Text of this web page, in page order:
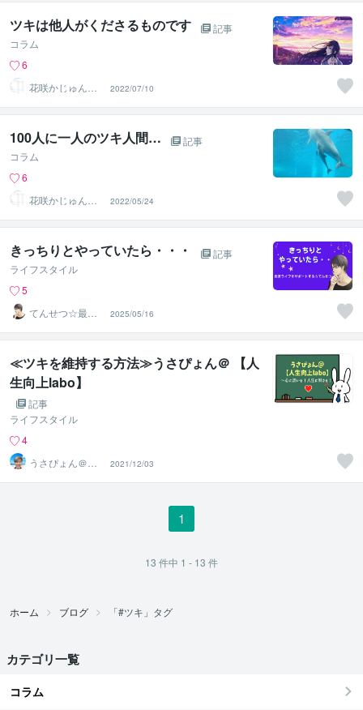
ツキは他人がくださるものです
記事
コラム
6
花咲かじゅんさ
ん六星占術師
2022/07/10
100人に一人のツキ人間…
記事
コラム
6
花咲かじゅんさ
ん六星占術師
2022/05/24
きっちりとやっていたら・・・
記事
ライフスタイル
5
てんせつ☆最適
ライフをサポー
トする
2025/05/16
≪ツキを維持する方法≫うさぴょん＠ 【人
生向上labo】
記事
ライフスタイル
4
うさぴょん＠癒
し系アラフィフ
心寄り添い人
2021/12/03
1
13 件中 1 - 13 件
ホーム ブログ 「#ツキ」タグ
カテゴリ一覧
コラム